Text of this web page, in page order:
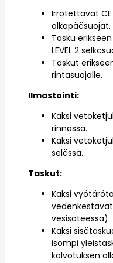
Irrotettavat CE
olkapääsuojat.
Tasku erikseen
LEVEL 2
Taskut
rintasuojalle.
Ilmastointi:
Kaksi
rinnassa.
Kaksi
selässä.
Taskut:
Kaksi
vesisateessa).
Kaksi
isompi
kalvotuksen